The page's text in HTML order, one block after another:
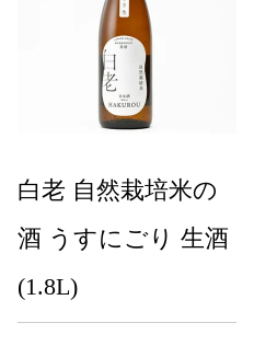
白老 自然栽培米の
酒 うすにごり 生酒
(1.8L)